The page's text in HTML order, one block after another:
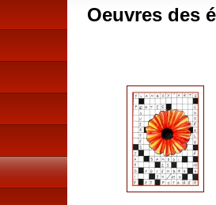
Oeuvres des